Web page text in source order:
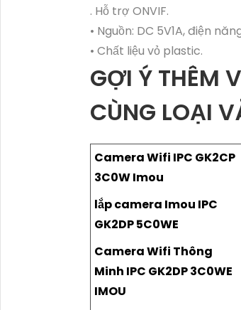
. Hỗ trợ ONVIF.
• Nguồn: DC 5V1A, điện
• Chất liệu vỏ plastic.
GỢI Ý THÊM
CÙNG LOẠI
Camera Wifi IPC GK2CP
3C0W Imou
lắp camera Imou IPC
GK2DP 5C0WE
Camera Wifi Thông
Minh IPC GK2DP 3C0WE
IMOU